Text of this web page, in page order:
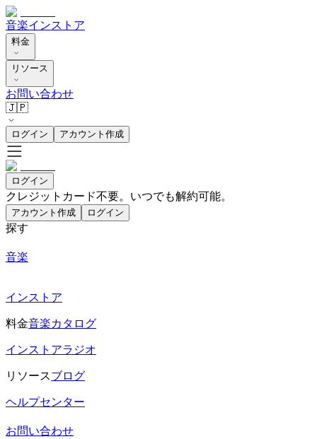
音楽インストア
料金
リソース
お問い合わせ
🇯🇵
ログイン アカウント作成
ログイン
クレジットカード不要。いつでも解約可能。
アカウント作成 ログイン
探す
音楽
インストア
料金音楽カタログ
インストアラジオ
リソースブログ
ヘルプセンター
お問い合わせ